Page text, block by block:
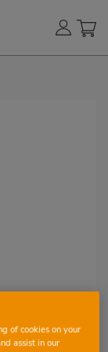
of cookies on your
assist in our